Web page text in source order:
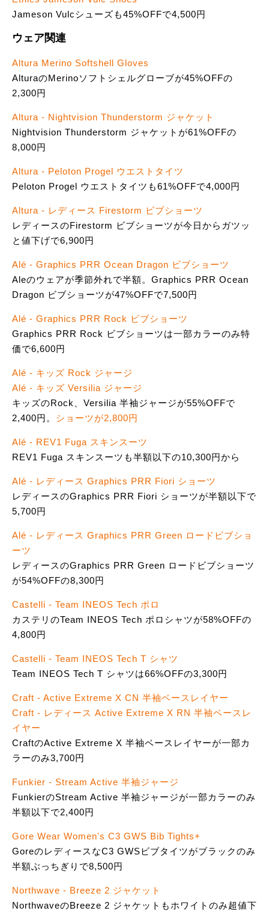
Jameson Vulcシューズも45%OFFで4,500円
ウェア関連
Altura Merino Softshell Gloves
AlturaのMerinoソフトシェルグローブが45%OFFの
2,300円
Altura - Nightvision Thunderstorm ジャケット
Nightvision Thunderstorm ジャケットが61%OFFの
8,000円
Altura - Peloton Progel ウエストタイツ
Peloton Progel ウエストタイツも61%OFFで4,000円
Altura - レディース Firestorm ビブショーツ
レディースのFirestorm ビブショーツが今日からガツッ
と値下げで6,900円
Alé - Graphics PRR Ocean Dragon ビブショーツ
Aleのウェアが季節外れで半額。Graphics PRR Ocean
Dragon ビブショーツが47%OFFで7,500円
Alé - Graphics PRR Rock ビブショーツ
Graphics PRR Rock ビブショーツは一部カラーのみ特
価で6,600円
Alé - キッズ Rock ジャージ
Alé - キッズ Versilia ジャージ
キッズのRock、Versilia 半袖ジャージが55%OFFで
2,400円。 ショーツが2,800円
Alé - REV1 Fuga スキンスーツ
REV1 Fuga スキンスーツも半額以下の10,300円から
Alé - レディース Graphics PRR Fiori ショーツ
レディースのGraphics PRR Fiori ショーツが半額以下で
5,700円
Alé - レディース Graphics PRR Green ロードビブショ
ーツ
レディースのGraphics PRR Green ロードビブショーツ
が54%OFFの8,300円
Castelli - Team INEOS Tech ポロ
カステリのTeam INEOS Tech ポロシャツが58%OFFの
4,800円
Castelli - Team INEOS Tech T シャツ
Team INEOS Tech T シャツは66%OFFの3,300円
Craft - Active Extreme X CN 半袖ベースレイヤー
Craft - レディース Active Extreme X RN 半袖ベースレ
イヤー
CraftのActive Extreme X 半袖ベースレイヤーが一部カ
ラーのみ3,700円
Funkier - Stream Active 半袖ジャージ
FunkierのStream Active 半袖ジャージが一部カラーのみ
半額以下で2,400円
Gore Wear Women's C3 GWS Bib Tights+
GoreのレディースなC3 GWSビブタイツがブラックのみ
半額ぶっちぎりで8,500円
Northwave - Breeze 2 ジャケット
NorthwaveのBreeze 2 ジャケットもホワイトのみ超値下